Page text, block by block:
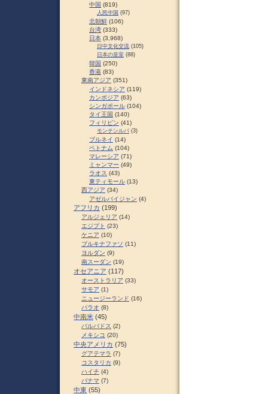
中国 (819)
人民中国 (97)
北朝鮮 (106)
台湾 (333)
日本 (3,968)
日中文化交流 (105)
日本の皇室 (88)
韓国 (250)
香港 (83)
東南アジア (351)
インドネシア (119)
カンボジア (63)
シンガポール (104)
タイ王国 (140)
フィリピン (41)
モンテンルパ (3)
ブルネイ (14)
ベトナム (104)
マレーシア (71)
ミャンマー (49)
ラオス (43)
東ティモール (13)
西アジア (34)
アゼルバイジャン (4)
アフリカ (199)
アルジェリア (14)
エジプト (23)
ケニア (10)
ブルキナファソ (11)
ヨルダン (9)
南スーダン (19)
オセアニア (117)
オーストラリア (33)
サモア (1)
ニュージーランド (16)
パラオ (8)
中南米 (45)
バルバドス (2)
メキシコ (20)
中央アメリカ (75)
グアテマラ (7)
コスタリカ (9)
ハイチ (4)
パナマ (7)
中東 (55)